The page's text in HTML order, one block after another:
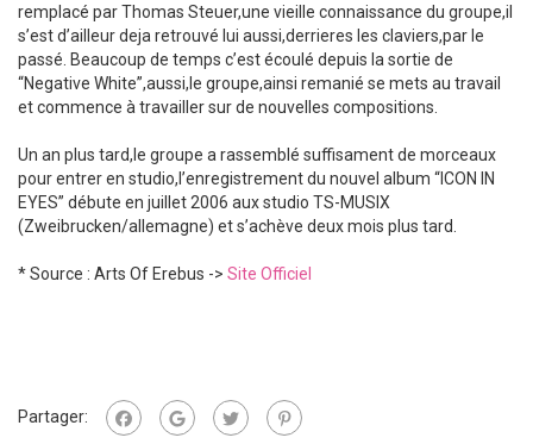
remplacé par Thomas Steuer,une vieille connaissance du groupe,il
s’est d’ailleur deja retrouvé lui aussi,derrieres les claviers,par le
passé. Beaucoup de temps c’est écoulé depuis la sortie de
“Negative White”,aussi,le groupe,ainsi remanié se mets au travail
et commence à travailler sur de nouvelles compositions.
Un an plus tard,le groupe a rassemblé suffisament de morceaux
pour entrer en studio,l’enregistrement du nouvel album “ICON IN
EYES” débute en juillet 2006 aux studio TS-MUSIX
(Zweibrucken/allemagne) et s’achève deux mois plus tard.
* Source : Arts Of Erebus -> Site Officiel
Partager: